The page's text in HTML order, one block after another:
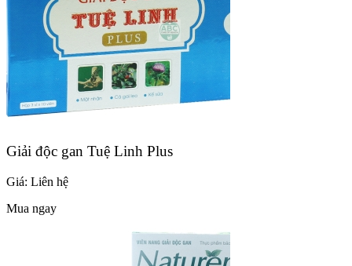
Giải độc gan Tuệ Linh Plus
Giá: Liên hệ
Mua ngay